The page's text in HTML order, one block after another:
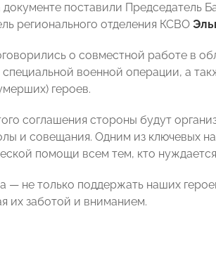
документе поставили
регионального отделения КСВО
о совместной работе в
специальной военной операции, а
героев.
соглашения стороны будут
и совещания. Одним из ключевых
помощи всем тем, кто
— не только поддержать наших
их заботой и вниманием.